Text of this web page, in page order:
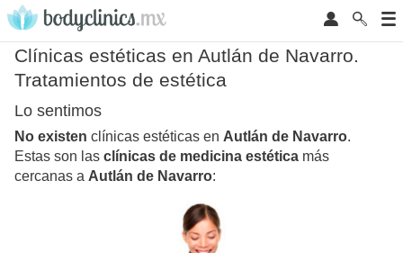
Clínicas estéticas en Autlán de Navarro.
Tratamientos de estética
Lo sentimos
No existen clínicas estéticas en Autlán de Navarro.
Estas son las clínicas de medicina estética más
cercanas a Autlán de Navarro: